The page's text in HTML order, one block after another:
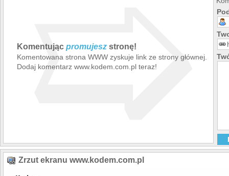
Komentując promujesz stronę!
Komentowana strona WWW zyskuje link ze strony głównej.
Dodaj komentarz www.kodem.com.pl teraz!
➯
Zrzut ekranu www.kodem.com.pl